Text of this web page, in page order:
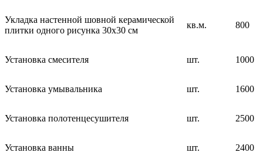
Укладка настенной шовной керамической
плитки одного рисунка 30х30 см
кв.м. 800
Установка смесителя шт. 1000
Установка умывальника шт. 1600
Установка полотенцесушителя шт. 2500
Установка ванны шт. 2400